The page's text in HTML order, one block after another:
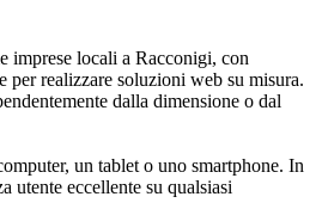
imprese locali a Racconigi, con
per realizzare soluzioni web su misura.
dalla dimensione o dal
un tablet o uno smartphone. In
utente eccellente su qualsiasi